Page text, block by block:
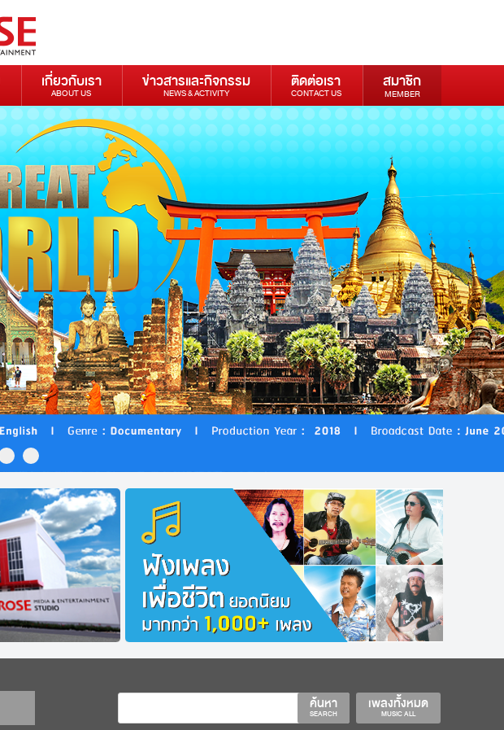
เกี่ยวกับเรา
ABOUT US
ข่าวสารและกิจกรรม
NEWS & ACTIVITY
ติดต่อเรา
CONTACT US
สมาชิก
MEMBER
เพลงทั้งหมด
MUSIC ALL
ค้นหา
SEARCH